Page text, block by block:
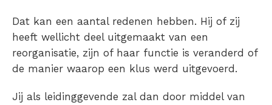
Dat kan een aantal redenen hebben. Hij of zij
heeft wellicht deel uitgemaakt van een
reorganisatie, zijn of haar functie is veranderd of
de manier waarop een klus werd uitgevoerd.
Jij als leidinggevende zal dan door middel van